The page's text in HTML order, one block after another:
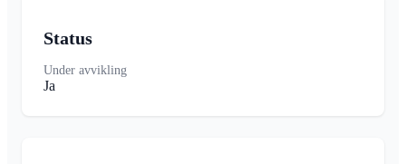
Status
Under avvikling
Ja